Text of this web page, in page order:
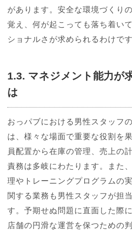
があります。安全な環境づくり
覚え、何が起こっても落ち着い
ショナルさが求められるわけです
1.3. マネジメント能力が
は
おっパブにおける男性スタッフ
は、様々な場面で重要な役割を
員配置から在庫の管理、売上の
責務は多岐にわたります。また
理やトレーニングプログラムの
関する業務も男性スタッフが担
す。予期せぬ問題に直面した際
店舗の円滑な運営を保つための